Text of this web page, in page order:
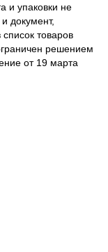
и упаковки не
документ,
товаров
решением
от 19 марта